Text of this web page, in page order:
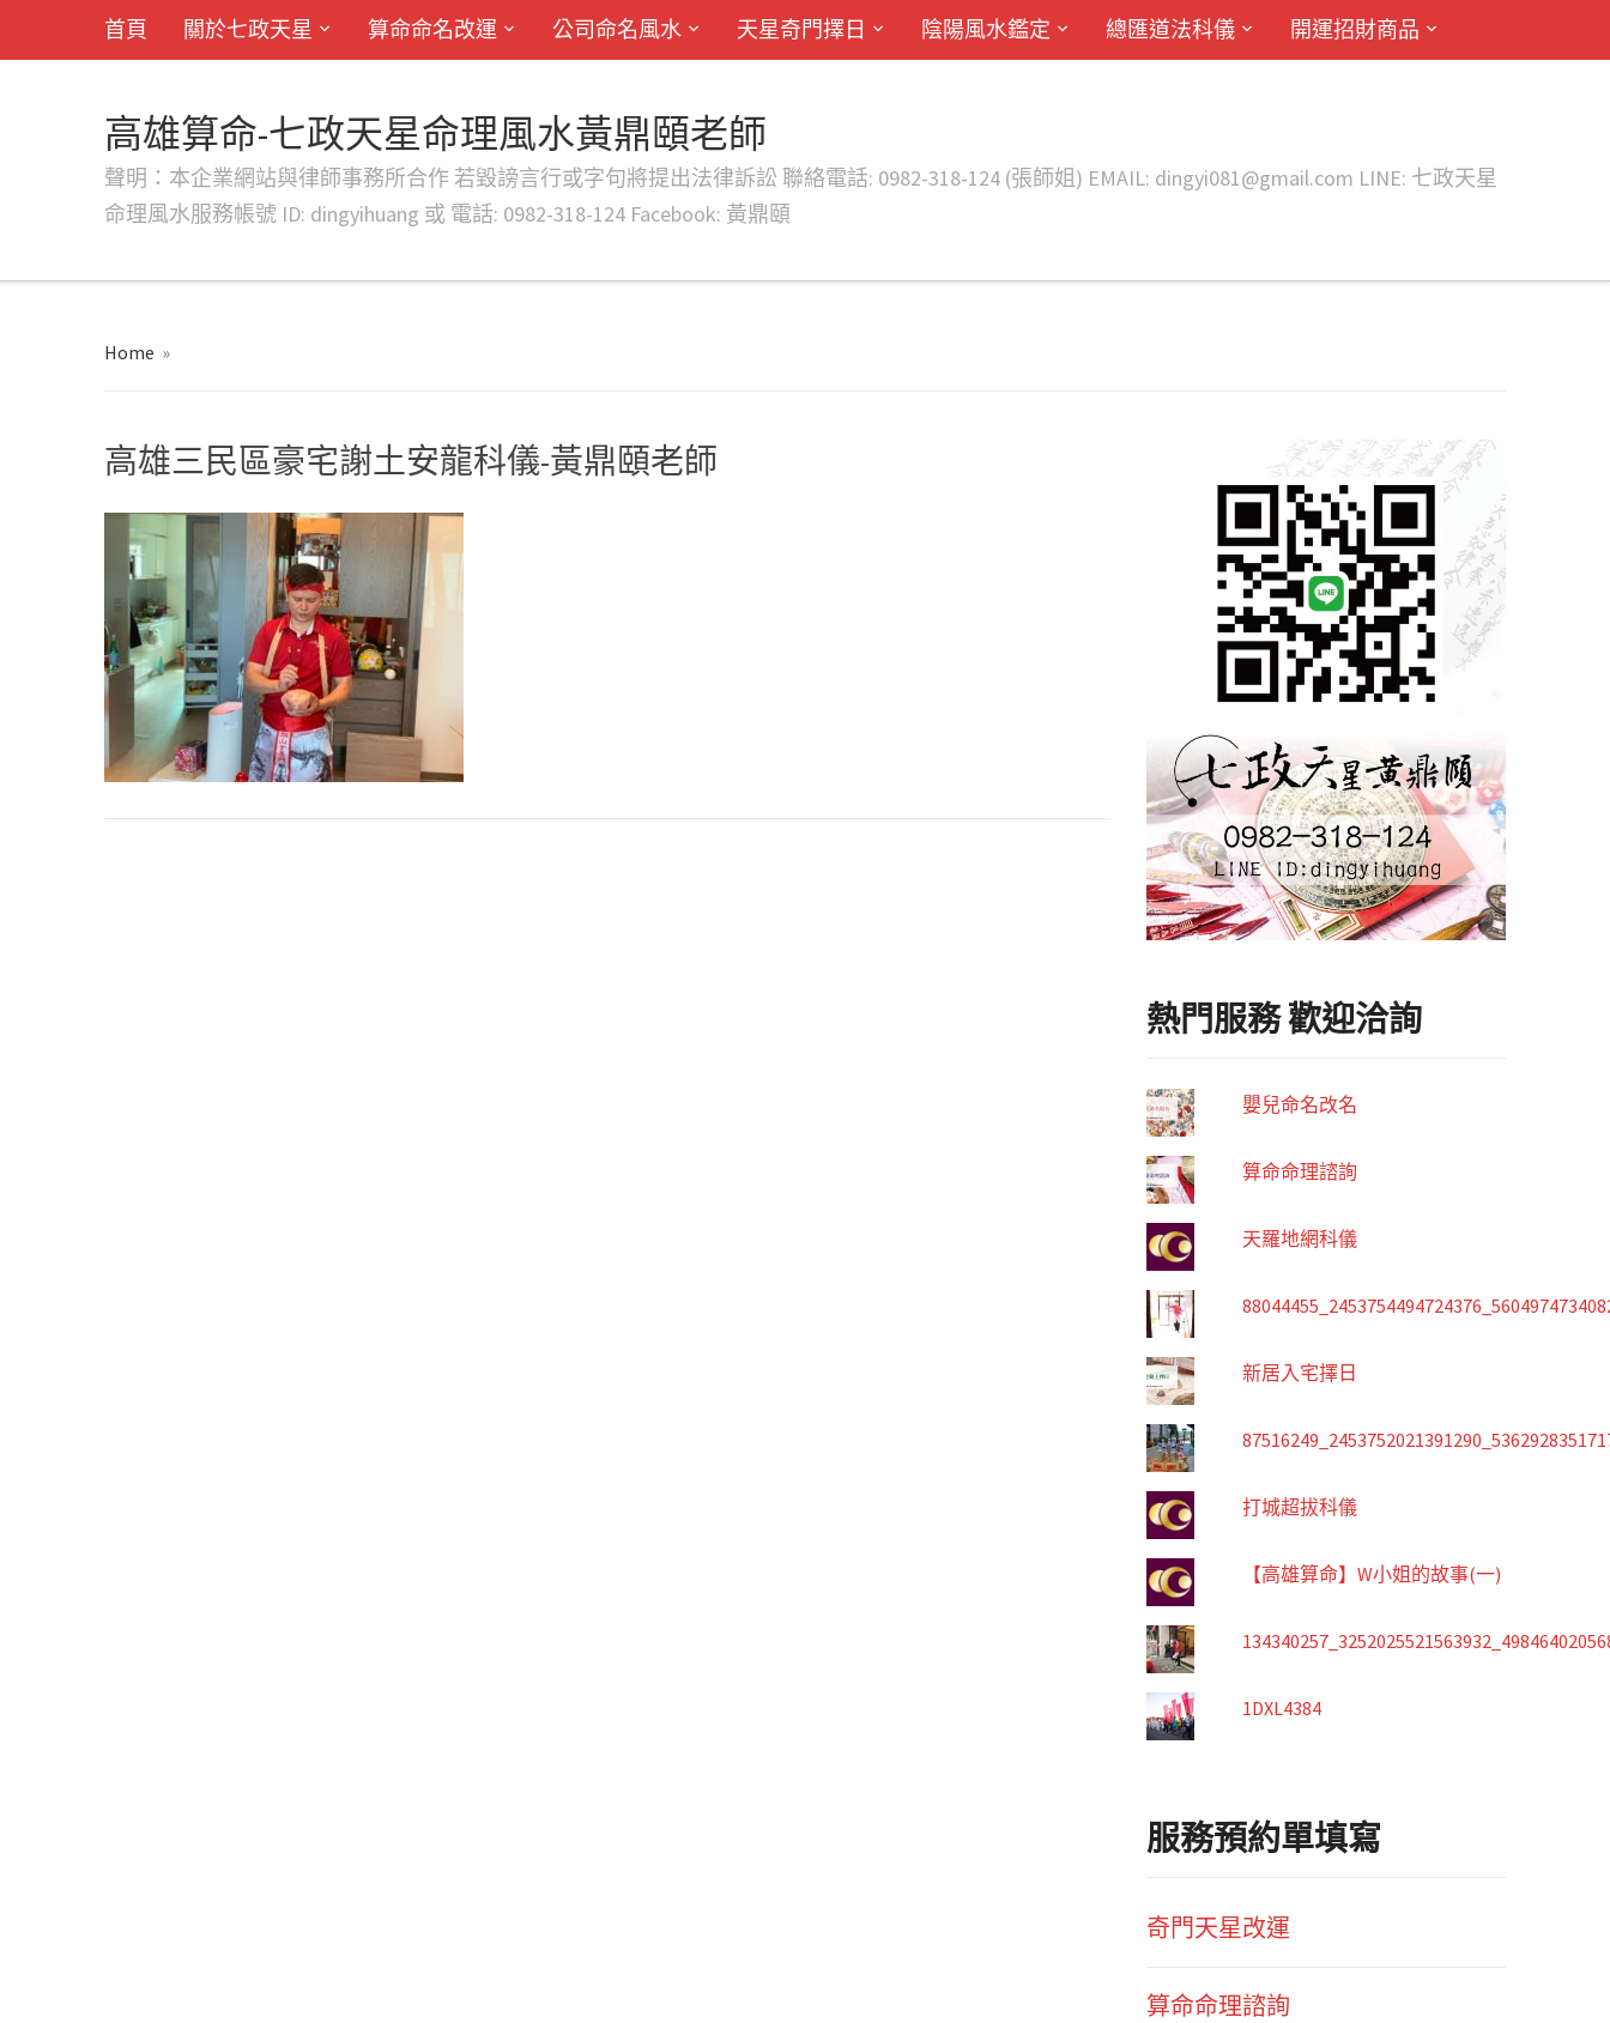
首頁 關於七政天星 算命命名改運 公司命名風水 天星奇門擇日 陰陽風水鑑定 總匯道法科儀 開運招財商品
高雄算命-七政天星命理風水黃鼎頤老師
聲明：本企業網站與律師事務所合作 若毀謗言行或字句將提出法律訴訟 聯絡電話: 0982-318-124 (張師姐) EMAIL: dingyi081@gmail.com LINE: 七政天星
命理風水服務帳號 ID: dingyihuang 或 電話: 0982-318-124 Facebook: 黃鼎頤
Home »
高雄三民區豪宅謝土安龍科儀-黃鼎頤老師
熱門服務 歡迎洽詢
嬰兒命名改名
算命命理諮詢
天羅地網科儀
新居入宅擇日
打城超拔科儀
【高雄算命】W小姐的故事(一)
1DXL4384
服務預約單填寫
奇門天星改運
算命命理諮詢